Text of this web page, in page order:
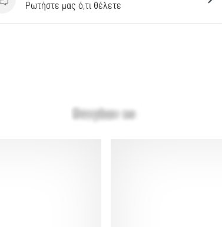
ΕρωτήσειςΡωτήστε μας ό,τι θέλετε